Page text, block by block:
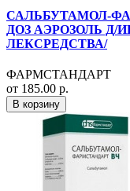
САЛЬБУТАМОЛ-
ДОЗ АЭРОЗОЛЬ Д/
ЛЕКСРЕДСТВА/
ФАРМСТАНДАРТ
от 185.00 р.
В корзину